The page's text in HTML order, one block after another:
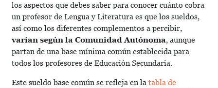
los aspectos que debes saber para conocer cuánto cobra
un profesor de Lengua y Literatura es que los sueldos,
así como los diferentes complementos a percibir,
varían según la Comunidad Autónoma, aunque
partan de una base mínima común establecida para
todos los profesores de Educación Secundaria.
Este sueldo base común se refleja en la tabla de